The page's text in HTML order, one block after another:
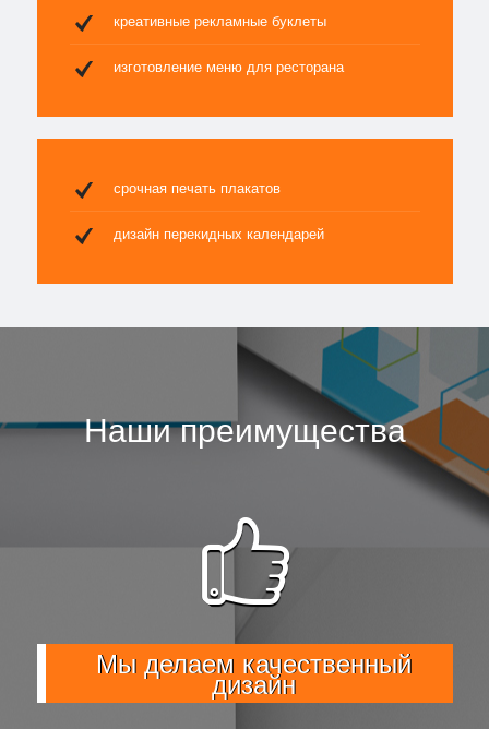
креативные рекламные буклеты
изготовление меню для ресторана
срочная печать плакатов
дизайн перекидных календарей
Наши преимущества
Мы делаем качественный
дизайн